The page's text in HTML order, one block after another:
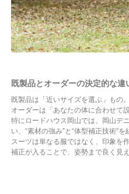
既製品とオーダーの決定的な違
既製品は「近いサイズを選ぶ」もの。
オーダーは「あなたの体に合わせて
特にロードハウス岡山では、岡山デ
い、“素材の強み”と“体型補正技術”
スーツは単なる服ではなく、印象を作
補正が入ることで、姿勢まで良く見